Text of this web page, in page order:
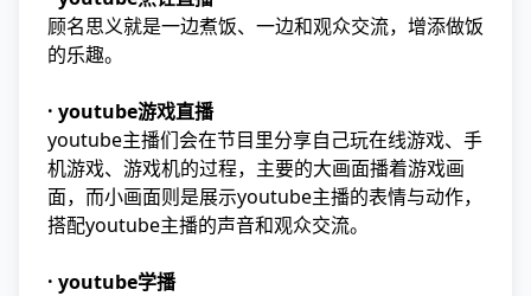
顾名思义就是一边煮饭、一边和观众交流，增添做饭
的乐趣。
· youtube游戏直播
youtube主播们会在节目里分享自己玩在线游戏、手
机游戏、游戏机的过程，主要的大画面播着游戏画
面，而小画面则是展示youtube主播的表情与动作，
搭配youtube主播的声音和观众交流。
· youtube学播